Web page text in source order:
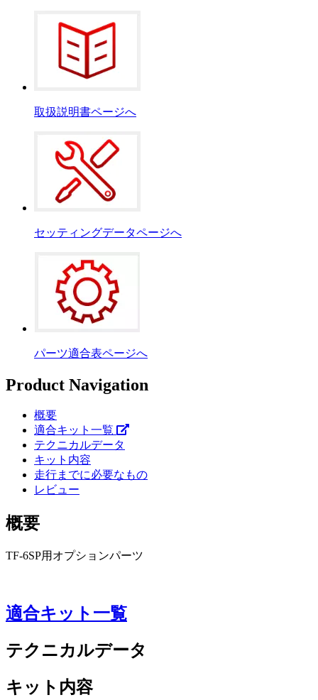
取扱説明書ページへ
セッティングデータページへ
パーツ適合表ページへ
Product Navigation
概要
適合キット一覧
テクニカルデータ
キット内容
走行までに必要なもの
レビュー
概要
TF-6SP用オプションパーツ
適合キット一覧
テクニカルデータ
キット内容